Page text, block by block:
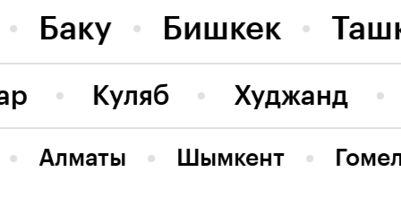
Баку Бишкек
Худжанд
Куляб
Алматы Шымкент